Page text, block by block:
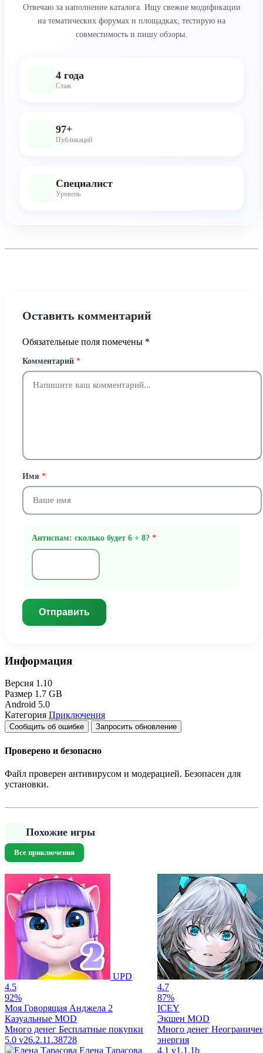
Отвечаю за наполнение каталога. Ищу свежие модификации
на тематических форумах и площадках, тестирую на
совместимость и пишу обзоры.
4 года
Стаж
97+
Публикаций
Специалист
Уровень
Оставить комментарий
Обязательные поля помечены *
Комментарий *
Имя *
Антиспам: сколько будет 6 + 8? *
Отправить
Информация
Версия 1.10
Размер 1.7 GB
Android 5.0
Категория Приключения
Сообщить об ошибке Запросить обновление
Проверено и безопасно
Файл проверен антивирусом и модерацией. Безопасен для
установки.
Похожие игры
Все приключения
UPD
4.5
92%
Моя Говорящая Анджела 2
Казуальные MOD
Много денег Бесплатные покупки
5.0 v26.2.11.38728
Елена Тарасова
4.7
87%
ICEY
Экшен MOD
Много денег
энергия
4.1 v1.1.1b